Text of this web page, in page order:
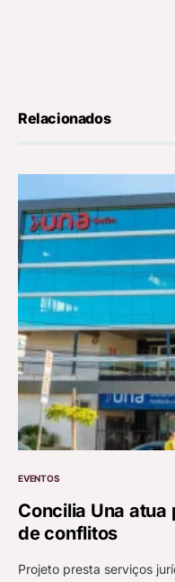
Relacionados
EVENTOS
Concilia Una
de conflitos
Projeto presta serviços